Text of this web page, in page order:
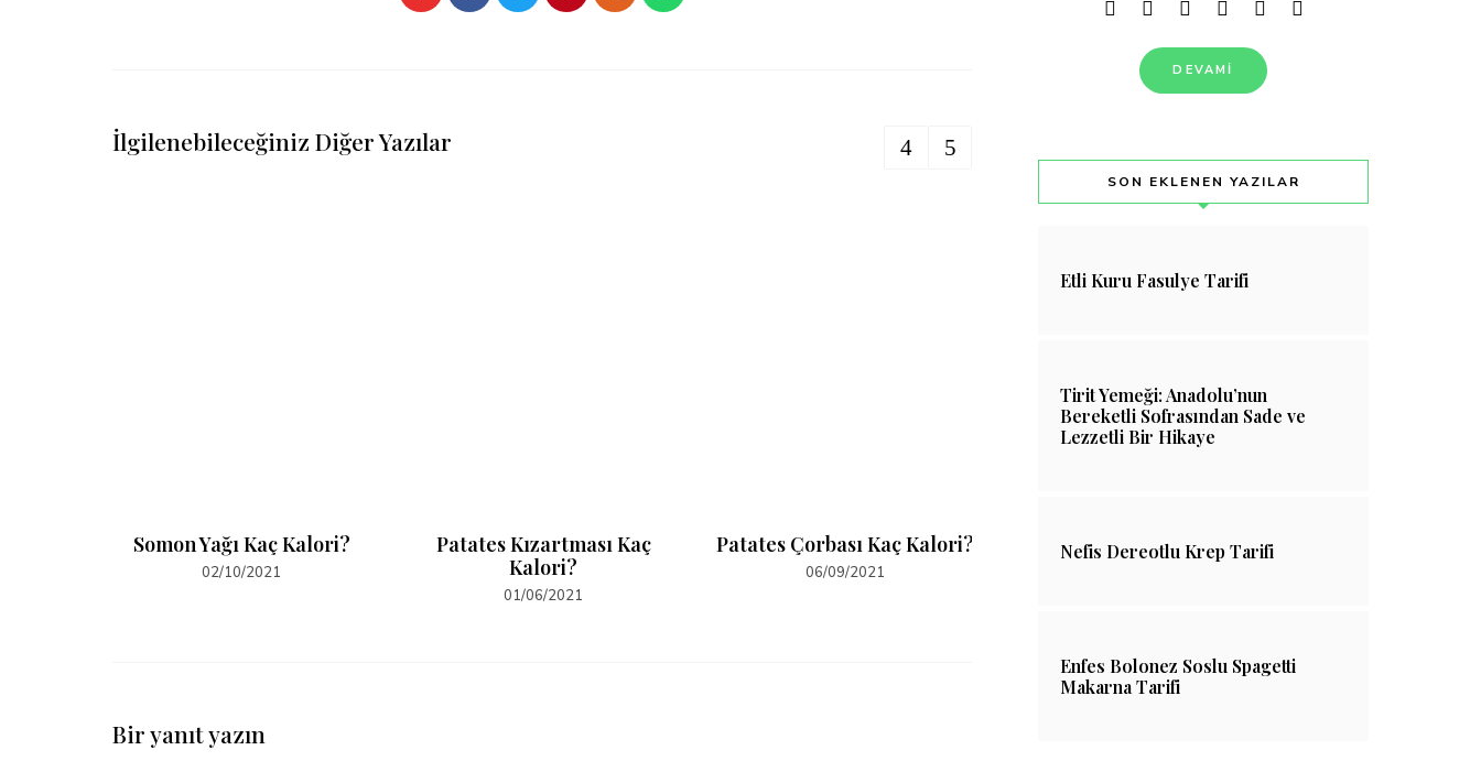
İlgilenebileceğiniz Diğer Yazılar
Somon Yağı Kaç Kalori?
02/10/2021
Patates Kızartması Kaç
Kalori?
01/06/2021
Patates Çorbası Kaç Kalori?
06/09/2021
Badem Sütü Kaç Kalori?
Bir yanıt yazın
DEVAMI
SON EKLENEN YAZILAR
Etli Kuru Fasulye Tarifi
Tirit Yemeği: Anadolu’nun
Bereketli Sofrasından Sade ve
Lezzetli Bir Hikaye
Nefis Dereotlu Krep Tarifi
Enfes Bolonez Soslu Spagetti
Makarna Tarifi